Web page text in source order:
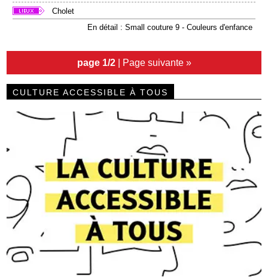
Cholet
En détail : Small couture 9 - Couleurs d'enfance
page 1/2 | Page suivante »
CULTURE ACCESSIBLE À TOUS